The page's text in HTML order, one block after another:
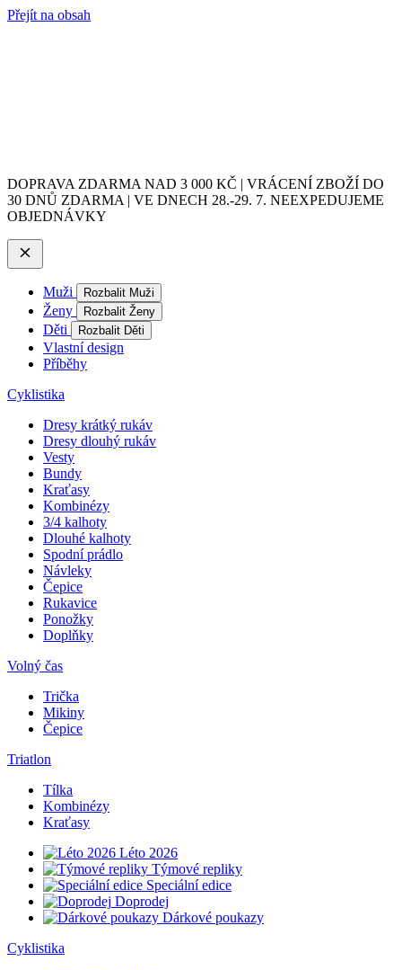
Přejít na obsah
DOPRAVA ZDARMA NAD 3 000 KČ | VRÁCENÍ ZBOŽÍ DO
30 DNŮ ZDARMA | VE DNECH 28.-29. 7. NEEXPEDUJEME
OBJEDNÁVKY
Muži Rozbalit Muži
Ženy Rozbalit Ženy
Děti Rozbalit Děti
Vlastní design
Příběhy
Cyklistika
Dresy krátký rukáv
Dresy dlouhý rukáv
Vesty
Bundy
Kraťasy
Kombinézy
3/4 kalhoty
Dlouhé kalhoty
Spodní prádlo
Návleky
Čepice
Rukavice
Ponožky
Doplňky
Volný čas
Trička
Mikiny
Čepice
Triatlon
Tílka
Kombinézy
Kraťasy
Léto 2026
Týmové repliky
Speciální edice
Doprodej
Dárkové poukazy
Cyklistika